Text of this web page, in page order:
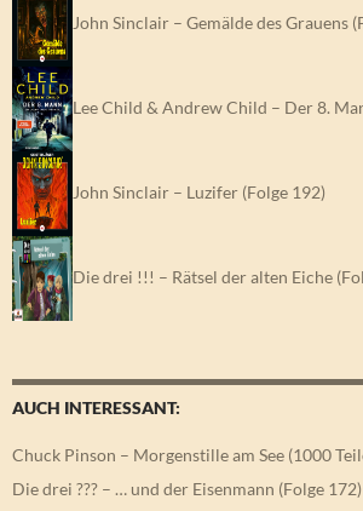
John Sinclair – Gemälde des Grauens
Lee Child & Andrew Child – Der 8.
John Sinclair – Luzifer (Folge 192)
Die drei !!! – Rätsel der alten Eiche
AUCH INTERESSANT:
Chuck Pinson – Morgenstille am See (1000
Die drei ??? – … und der Eisenmann (Folge 172)